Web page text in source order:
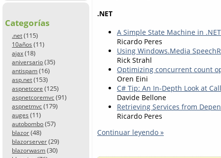
Categorías
.net (115)
10años (11)
ajax (18)
aniversario (35)
antispam (16)
asp.net (153)
aspnetcore (125)
aspnetcoremvc (91)
aspnetmvc (179)
auges (11)
autobombo (57)
blazor (48)
blazorserver (29)
blazorwasm (30)
.NET
A Simple State Machine in .NET
Ricardo Peres
Using Windows.Media
Rick Strahl
Optimizing concurrent count
Oren Eini
C# Tip: An In-Depth Look at
Davide Bellone
Retrieving Services from
Ricardo Peres
Continuar leyendo »